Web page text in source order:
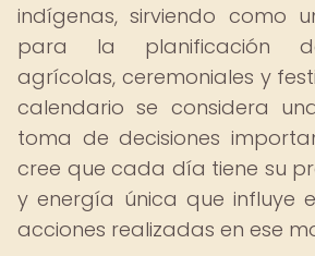
indígenas, sirviendo como
para la planificación
agrícolas, ceremoniales y
calendario se considera
toma de decisiones
cree que cada día tiene su
y energía única que influye
acciones realizadas en ese